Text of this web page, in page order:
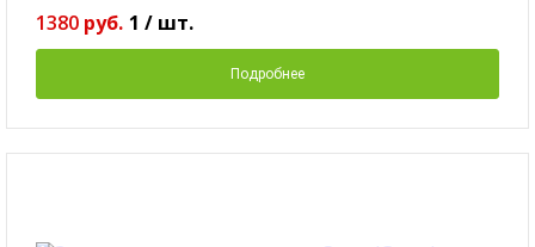
1380 руб. 1 / шт.
Подробнее